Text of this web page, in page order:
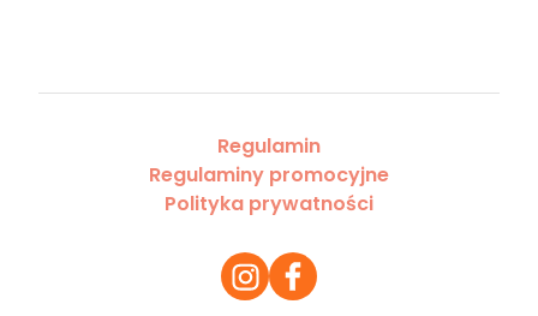
Regulamin
Regulaminy promocyjne
Polityka prywatności